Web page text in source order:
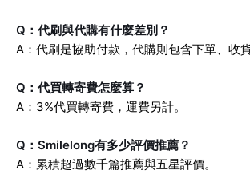
Q：代刷與代購有什麼差別？
A：代刷是協助付款，代購則包含下單、收貨
Q：代買轉寄費怎麼算？
A：3%代買轉寄費，運費另計。
Q：Smilelong有多少評價推薦？
A：累積超過數千篇推薦與五星評價。